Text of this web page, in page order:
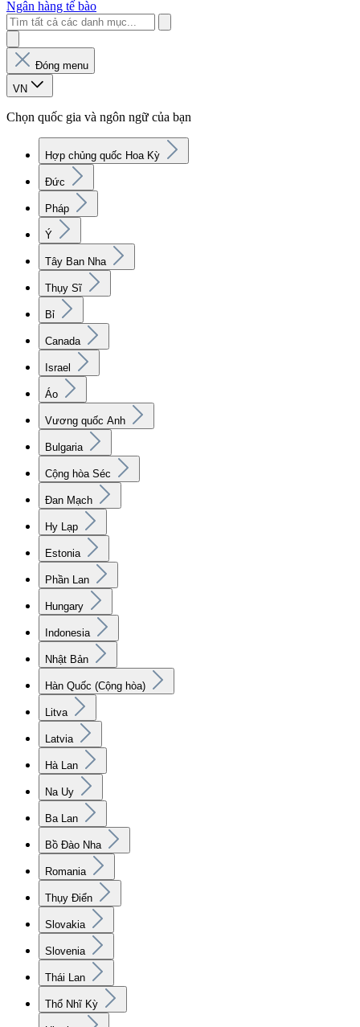
Ngân hàng tế bào
Đóng menu
VN
Chọn quốc gia và ngôn ngữ của bạn
Hợp chủng quốc Hoa Kỳ
Đức
Pháp
Ý
Tây Ban Nha
Thụy Sĩ
Bỉ
Canada
Israel
Áo
Vương quốc Anh
Bulgaria
Cộng hòa Séc
Đan Mạch
Hy Lạp
Estonia
Phần Lan
Hungary
Indonesia
Nhật Bản
Hàn Quốc (Cộng hòa)
Litva
Latvia
Hà Lan
Na Uy
Ba Lan
Bồ Đào Nha
Romania
Thụy Điển
Slovakia
Slovenia
Thái Lan
Thổ Nhĩ Kỳ